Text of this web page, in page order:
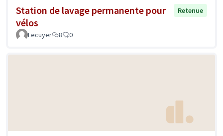
Station de lavage permanente pour
vélos
Retenue
Lecuyer 8 0